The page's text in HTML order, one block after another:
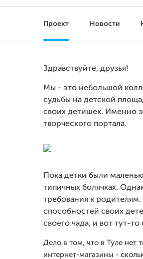
Проект Новости
Здравствуйте, друзья!
Мы - это небольшой
судьбы на детской
своих детишек. Именно
творческого портала.
Пока детки были
типичных болячках.
требования к
способностей своих
своего чада, и вот тут-
Дело в том, что в Туле нет
интернет-магазины -